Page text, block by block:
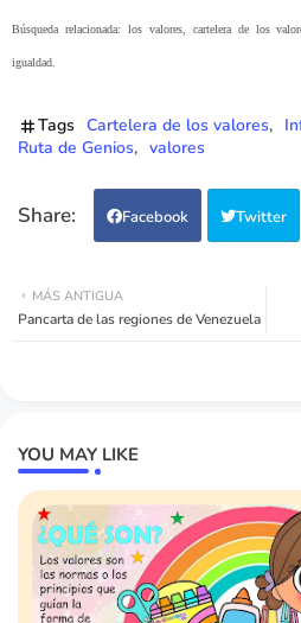
Búsqueda relacionada: los valores, cartelera de los
igualdad.
Tags Cartelera de los valores
Ruta de Genios
valores
Facebook Twitter
MÁS ANTIGUA
Pancarta de las regiones de Venezuela
YOU MAY LIKE